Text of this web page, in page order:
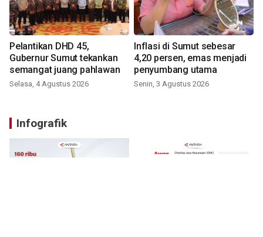
Pelantikan DHD 45,
Gubernur Sumut tekankan
semangat juang pahlawan
Selasa, 4 Agustus 2026
Inflasi di Sumut sebesar
4,20 persen, emas menjadi
penyumbang utama
Senin, 3 Agustus 2026
Infografik